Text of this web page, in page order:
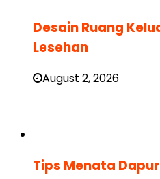
Desain Ruang
Lesehan
August 2, 2026
Tips Menata